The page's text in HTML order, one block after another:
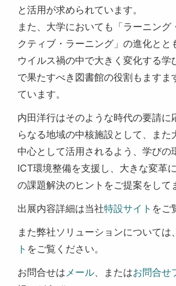
と活用が求められています。
また、大学においても「ラーニング
クティブ・ラーニング」の進化とと
ウイルス禍の中で大きく変化する学
で果たすべき図書館の役割もますま
ています。
内田洋行はそのような時代の要請に
らなる地域の中核施設として、また
中心として活用されるよう、学びの
ICT環境整備を支援し、大きな変革
の課題解決のヒントをご提案をして
出展内容詳細は当社特設サイト をご
また弊社ソリューションについては
ト をご覧ください。
お問合せはメール、またはお問合せ